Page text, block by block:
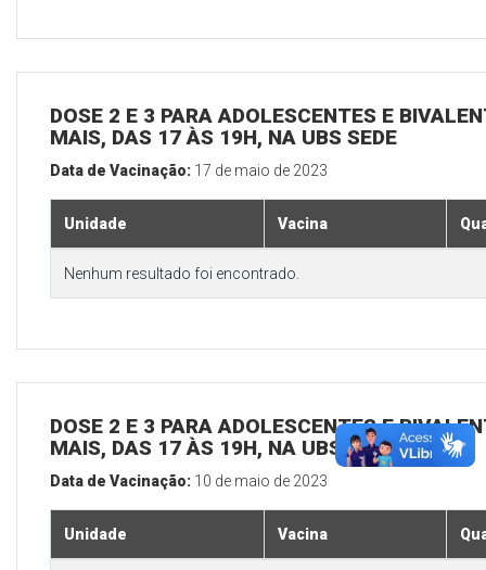
DOSE 2 E 3 PARA ADOLESCENTES E
MAIS, DAS 17 ÀS 19H, NA UBS SEDE
Data de Vacinação: 17 de maio de 2023
Unidade Vacina
Nenhum resultado foi encontrado.
DOSE 2 E 3 PARA ADOLESCENTES E
MAIS, DAS 17 ÀS 19H, NA UBS SEDE
Data de Vacinação: 10 de maio de 2023
Unidade Vacina